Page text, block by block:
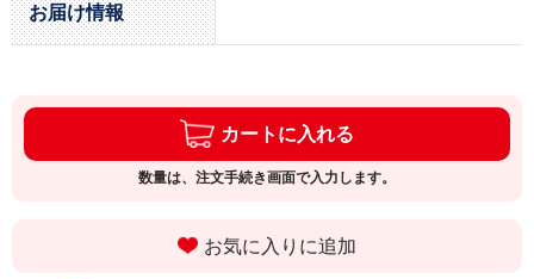
お届け情報
カートに入れる
数量は、注文手続き画面で入力します。
お気に入りに追加